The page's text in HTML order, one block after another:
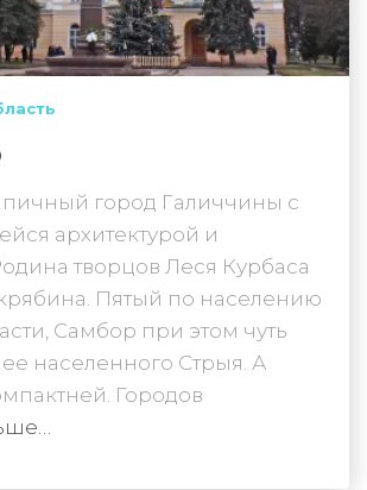
город Галиччины с
архитектурой и
творцов Леся Курбаса
Пятый по населению
Самбор при этом чуть
населенного Стрыя. А
Городов